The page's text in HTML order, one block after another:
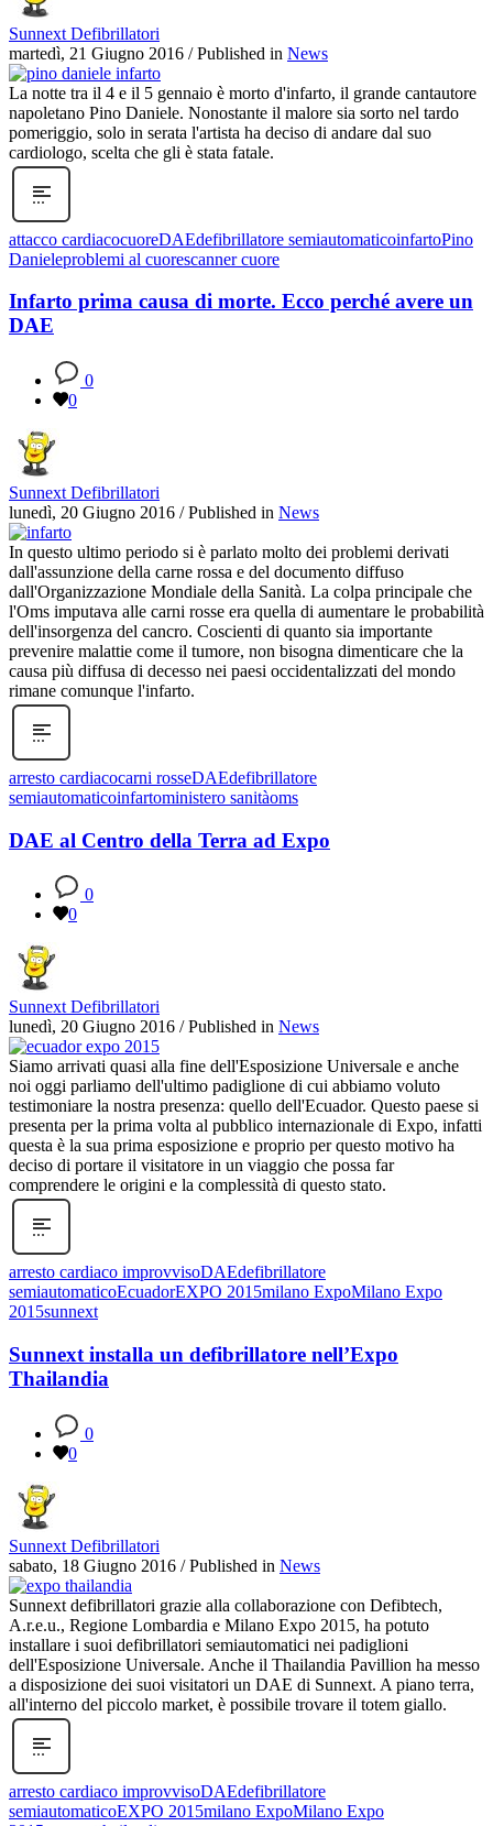
Sunnext Defibrillatori
martedì, 21 Giugno 2016 / Published in News
La notte tra il 4 e il 5 gennaio è morto d'infarto, il grande cantautore
napoletano Pino Daniele. Nonostante il malore sia sorto nel tardo
pomeriggio, solo in serata l'artista ha deciso di andare dal suo
cardiologo, scelta che gli è stata fatale.
attacco cardiacocuoreDAEdefibrillatore semiautomaticoinfartoPino
Danieleproblemi al cuorescanner cuore
Infarto prima causa di morte. Ecco perché avere un
DAE
0
0
Sunnext Defibrillatori
lunedì, 20 Giugno 2016 / Published in News
In questo ultimo periodo si è parlato molto dei problemi derivati
dall'assunzione della carne rossa e del documento diffuso
dall'Organizzazione Mondiale della Sanità. La colpa principale che
l'Oms imputava alle carni rosse era quella di aumentare le probabilità
dell'insorgenza del cancro. Coscienti di quanto sia importante
prevenire malattie come il tumore, non bisogna dimenticare che la
causa più diffusa di decesso nei paesi occidentalizzati del mondo
rimane comunque l'infarto.
arresto cardiacocarni rosseDAEdefibrillatore
semiautomaticoinfartoministero sanitàoms
DAE al Centro della Terra ad Expo
0
0
Sunnext Defibrillatori
lunedì, 20 Giugno 2016 / Published in News
Siamo arrivati quasi alla fine dell'Esposizione Universale e anche
noi oggi parliamo dell'ultimo padiglione di cui abbiamo voluto
testimoniare la nostra presenza: quello dell'Ecuador. Questo paese si
presenta per la prima volta al pubblico internazionale di Expo, infatti
questa è la sua prima esposizione e proprio per questo motivo ha
deciso di portare il visitatore in un viaggio che possa far
comprendere le origini e la complessità di questo stato.
arresto cardiaco improvvisoDAEdefibrillatore
semiautomaticoEcuadorEXPO 2015milano ExpoMilano Expo
2015sunnext
Sunnext installa un defibrillatore nell’Expo
Thailandia
0
0
Sunnext Defibrillatori
sabato, 18 Giugno 2016 / Published in News
Sunnext defibrillatori grazie alla collaborazione con Defibtech,
A.r.e.u., Regione Lombardia e Milano Expo 2015, ha potuto
installare i suoi defibrillatori semiautomatici nei padiglioni
dell'Esposizione Universale. Anche il Thailandia Pavillion ha messo
a disposizione dei suoi visitatori un DAE di Sunnext. A piano terra,
all'interno del piccolo market, è possibile trovare il totem giallo.
arresto cardiaco improvvisoDAEdefibrillatore
semiautomaticoEXPO 2015milano ExpoMilano Expo